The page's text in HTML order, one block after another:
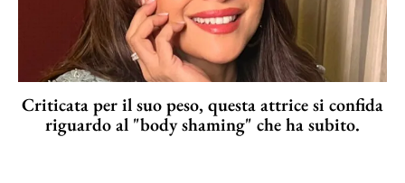
Criticata per il suo peso, questa attrice si confida
riguardo al "body shaming" che ha subito.